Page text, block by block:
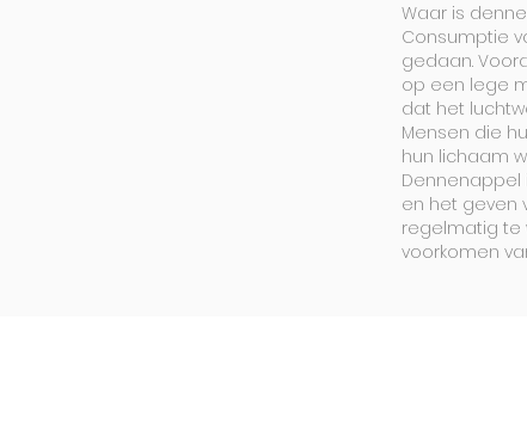
Waar is
Consumptie
gedaan.
op een lege
dat het
Mensen die
hun lichaam
Dennenappel
en het geven
regelmatig te
voorkomen